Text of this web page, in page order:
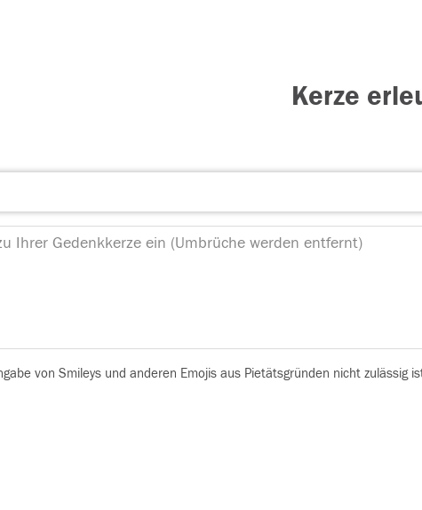
Kerze
von Smileys und anderen Emojis aus Pietätsgründen nicht zulässig